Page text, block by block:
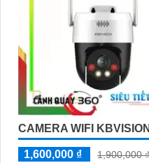
CAMERA WIFI
1,600,000 ₫
1,900,000 ₫